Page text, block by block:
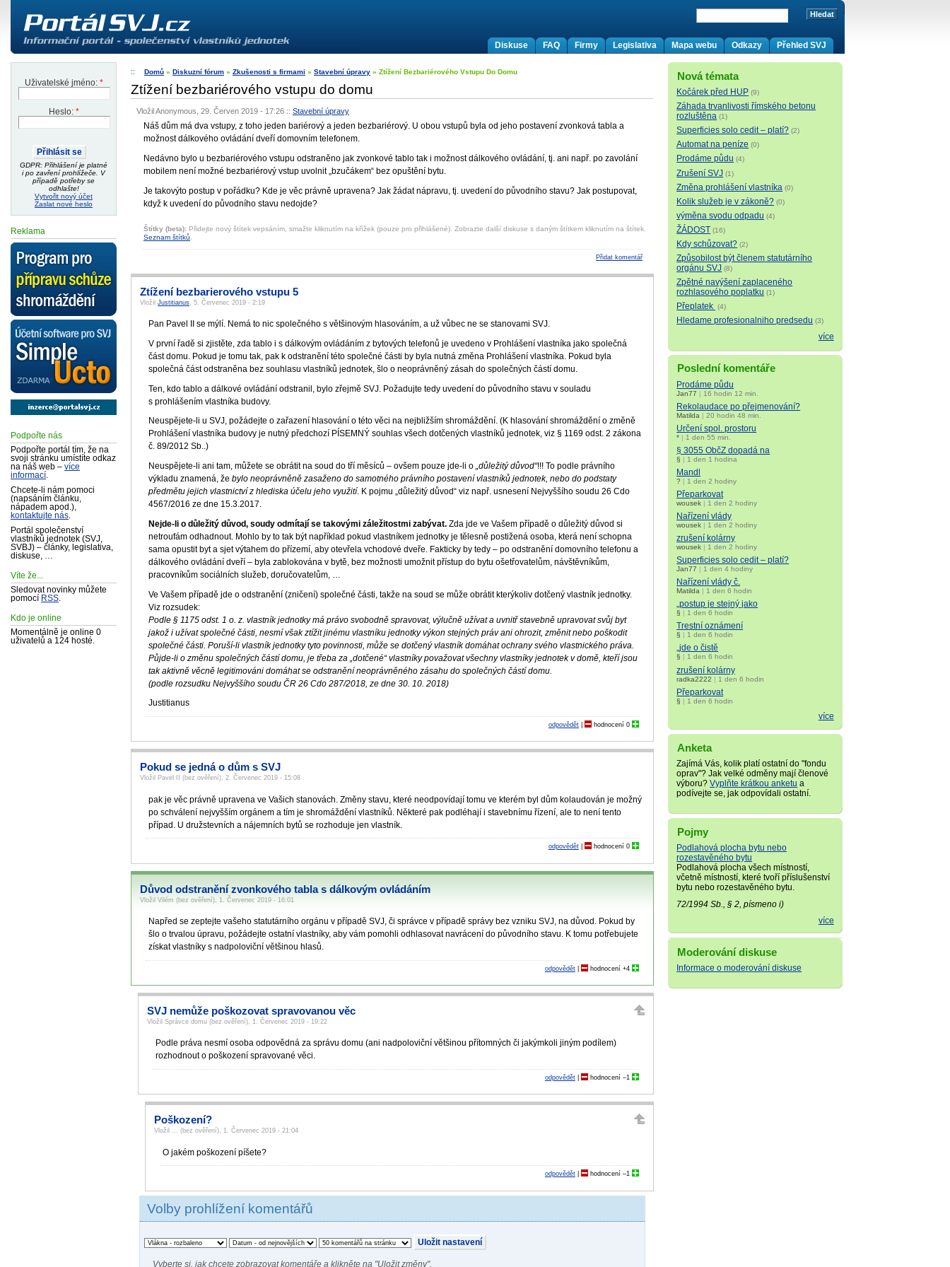
Přehled SVJ
Odkazy
Mapa webu
Legislativa
Firmy
FAQ
Diskuse
Uživatelské jméno: *
Heslo: *
GDPR: Přihlášení je platné
i po zavření prohlížeče. V
případě potřeby se
odhlašte!
Vytvořit nový účet
Zaslat nové heslo
Reklama
Podpořte nás
Podpořte portál tím, že na
svoji stránku umístíte odkaz
na náš web – více
informací
Chcete-li nám pomoci
(napsáním článku,
nápadem apod.),
kontaktujte nás
Portál společenství
vlastníků jednotek (SVJ,
SVBJ) – články, legislativa,
diskuse, …
Víte že...
Sledovat novinky můžete
pomocí RSS
Kdo je online
Momentálně je online 0
uživatelů a 124 hosté.
Nová témata
Kočárek před HUP (9)
Záhada trvanlivosti římského betonu
rozluštěna (1)
Superficies solo cedit – platí? (2)
Automat na peníze (0)
Prodáme půdu (4)
Zrušení SVJ (1)
Změna prohlášení vlastníka (0)
Kolik služeb je v zákoně? (0)
výměna svodu odpadu (4)
ŽÁDOST (16)
Kdy schůzovat? (2)
Způsobilost být členem statutárního
orgánu SVJ (8)
Zpětné navýšení zaplaceného
rozhlasového poplatku (1)
Přeplatek (4)
Hledame profesionalniho predsedu (3)
více
Poslední komentáře
Prodáme půdu
Jan77 | 16 hodin 12 min.
Rekolaudace po přejmenování?
Matilda |20 hodin 48 min.
Určení spol. prostoru
* | 1 den 55 min.
§ 3055 ObčZ dopadá na
§ | 1 den 1 hodina
Mandl
? | 1 den 2 hodiny
Přeparkovat
wousek | 1 den 2 hodiny
Nařízení vlády
wousek | 1 den 2 hodiny
zrušení kolárny
wousek | 1 den 2 hodiny
Superficies solo cedit – platí?
Jan77 | 1 den 4 hodiny
Nařízení vlády č.
Matilda | 1 den 6 hodin
„postup je stejný jako
§ | 1 den 6 hodin
Trestní oznámení
§ 1 den 6 hodin
„jde o čistě
§ 1 den 6 hodin
zrušení kolárny
radka2222 | 1 den 6 hodin
Přeparkovat
§ | 1 den 6 hodin
více
Anketa
Zajímá Vás, kolik platí ostatní do "fondu
oprav"? Jak velké odměny mají členové
výboru?Vyplňte krátkou anketu a
podívejte se, jak odpovídali ostatní.
Pojmy
Podlahová plocha bytu nebo
rozestavěného bytu
Podlahová plocha všech místností,
včetně místností, které tvoří příslušenství
bytu nebo rozestavěného bytu.
72/1994 Sb., § 2, písmeno i)
více
Moderování diskuse
Informace o moderování diskuse
Domů » Diskuzní fórum » Zkušenosti s firmami » Stavební úpravy » Ztížení Bezbariérového Vstupu Do Domu
Ztížení bezbariérového vstupu do domu
Vložil Anonymous, 29. Červen 2019 - 17:26 :: Stavební úpravy
Náš dům má dva vstupy, z toho jeden bariérový a jeden bezbariérový. U obou vstupů byla od jeho postavení zvonková tabla a
možnost dálkového ovládání dveří domovním telefonem.
Nedávno bylo u bezbariérového vstupu odstraněno jak zvonkové tablo tak i možnost dálkového ovládání, tj. ani např. po zavolání
mobilem není možné bezbariérový vstup uvolnit „bzučákem“ bez opuštění bytu.
Je takovýto postup v pořádku? Kde je věc právně upravena? Jak žádat nápravu, tj. uvedení do původního stavu? Jak postupovat,
když k uvedení do původního stavu nedojde?
Štítky (beta): Přidejte nový štítek vepsáním, smažte kliknutím na křížek (pouze pro přihlášené). Zobrazte další diskuse s daným štítkem kliknutím na štítek.
Seznam štítků.
Přidat komentář
Ztížení bezbarierového vstupu 5
VložilJustitianus, 5. Červenec 2019 - 2:19
Pan Pavel II se mýlí. Nemá to nic společného s většinovým hlasováním, a už vůbec ne se stanovami SVJ.
V první řadě si zjistěte, zda tablo i s dálkovým ovládáním z bytových telefonů je uvedeno v Prohlášení vlastníka jako společná
část domu. Pokud je tomu tak, pak k odstranění této společné části by byla nutná změna Prohlášení vlastníka. Pokud byla
společná část odstraněna bez souhlasu vlastníků jednotek, šlo o neoprávněný zásah do společných částí domu.
Ten, kdo tablo a dálkové ovládání odstranil, bylo zřejmě SVJ. Požadujte tedy uvedení do původního stavu v souladu
s prohlášením vlastníka budovy.
Neuspějete-li u SVJ, požádejte o zařazení hlasování o této věci na nejbližším shromáždění. (K hlasování shromáždění o změně
Prohlášení vlastníka budovy je nutný předchozí PÍSEMNÝ souhlas všech dotčených vlastníků jednotek, viz § 1169 odst. 2 zákona
č. 89/2012 Sb..)
Neuspějete-li ani tam, můžete se obrátit na soud do tří měsíců – ovšem pouze jde-li o„důležitý důvod“!!! To podle právního
výkladu znamená, žebylo neoprávněně zasaženo do samotného právního postavení vlastníků jednotek, nebo do podstaty
předmětu jejich vlastnictví z hlediska účelu jeho využití. K pojmu „důležitý důvod“ viz např. usnesení Nejvyššího soudu 26 Cdo
4567/2016 ze dne 15.3.2017.
Nejde-li o důležitý důvod, soudy odmítají se takovými záležitostmi zabývat. Zda jde ve Vašem případě o důležitý důvod si
netroufám odhadnout. Mohlo by to tak být například pokud vlastníkem jednotky je tělesně postižená osoba, která není schopna
sama opustit byt a sjet výtahem do přízemí, aby otevřela vchodové dveře. Fakticky by tedy – po odstranění domovního telefonu a
dálkového ovládání dveří – byla zablokována v bytě, bez možnosti umožnit přístup do bytu ošetřovatelům, návštěvníkům,
pracovníkům sociálních služeb, doručovatelům, …
Ve Vašem případě jde o odstranění (zničení) společné části, takže na soud se může obrátit kterýkoliv dotčený vlastník jednotky.
Viz rozsudek:
Podle § 1175 odst. 1 o. z. vlastník jednotky má právo svobodně spravovat, výlučně užívat a uvnitř stavebně upravovat svůj byt
jakož i užívat společné části, nesmí však ztížit jinému vlastníku jednotky výkon stejných práv ani ohrozit, změnit nebo poškodit
společné části. Poruší-li vlastník jednotky tyto povinnosti, může se dotčený vlastník domáhat ochrany svého vlastnického práva.
Půjde-li o změnu společných částí domu, je třeba za „dotčené“ vlastníky považovat všechny vlastníky jednotek v domě, kteří jsou
tak aktivně věcně legitimováni domáhat se odstranění neoprávněného zásahu do společných částí domu.
(podle rozsudku Nejvyššího soudu ČR 26 Cdo 287/2018, ze dne 30. 10. 2018)
Justitianus
odpovědět| hodnocení 0
Pokud se jedná o dům s SVJ
Vložil Pavel II (bez ověření), 2. Červenec 2019 - 15:08
pak je věc právně upravena ve Vašich stanovách. Změny stavu, které neodpovídají tomu ve kterém byl dům kolaudován je možný
po schválení nejvyšším orgánem a tím je shromáždění vlastníků. Některé pak podléhají i stavebnímu řízení, ale to není tento
případ. U družstevních a nájemních bytů se rozhoduje jen vlastník.
odpovědět| hodnocení 0
Důvod odstranění zvonkového tabla s dálkovým ovládáním
Vložil Vilém (bez ověření), 1. Červenec 2019 - 16:01
Napřed se zeptejte vašeho statutárního orgánu v případě SVJ, či správce v případě správy bez vzniku SVJ, na důvod. Pokud by
šlo o trvalou úpravu, požádejte ostatní vlastníky, aby vám pomohli odhlasovat navrácení do původního stavu. K tomu potřebujete
získat vlastníky s nadpoloviční většinou hlasů.
odpovědět| hodnocení +4
SVJ nemůže poškozovat spravovanou věc
Vložil Správce domu (bez ověření), 1. Červenec 2019 - 19:22
Podle práva nesmí osoba odpovědná za správu domu (ani nadpoloviční většinou přítomných či jakýmkoli jiným podílem)
rozhodnout o poškození spravované věci.
odpovědět| hodnocení –1
Poškození?
Vložil ... (bez ověření), 1. Červenec 2019 - 21:04
O jakém poškození píšete?
odpovědět| hodnocení –1
Volby prohlížení komentářů
Vyberte si, jak chcete zobrazovat komentáře a klikněte na "Uložit změny".